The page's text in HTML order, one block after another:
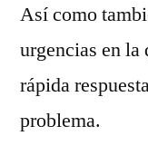
Así como
urgencias en la
rápida
problema.